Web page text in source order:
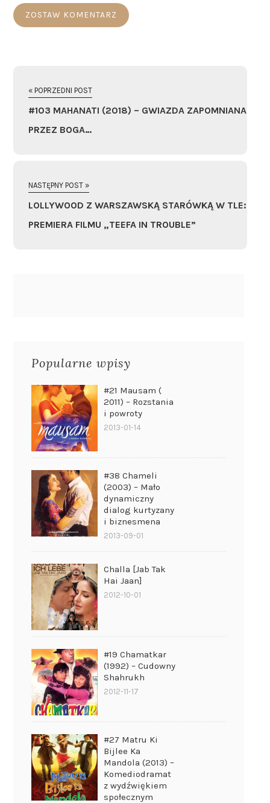
« POPRZEDNI POST
#103 MAHANATI (2018) – GWIAZDA ZAPOMNIANA
PRZEZ BOGA…
NASTĘPNY POST »
LOLLYWOOD Z WARSZAWSKĄ STARÓWKĄ W TLE:
PREMIERA FILMU „TEEFA IN TROUBLE”
Popularne wpisy
#21 Mausam (
2011) – Rozstania
i powroty
2013-01-14
#38 Chameli
(2003) – Mało
dynamiczny
dialog kurtyzany
i biznesmena
2013-09-01
Challa [Jab Tak
Hai Jaan]
2012-10-01
#19 Chamatkar
(1992) – Cudowny
Shahrukh
2012-11-17
#27 Matru Ki
Bijlee Ka
Mandola (2013) –
Komediodramat
z wydźwiękiem
społecznym